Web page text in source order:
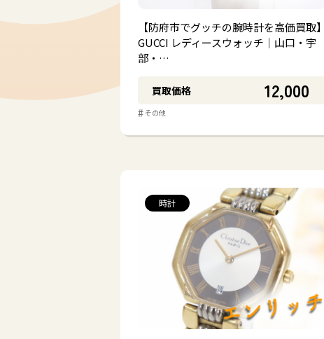
雑貨・その他
# ブランド衣料 # アクセサリー
【防府市でグッチの腕時計を高価買取】
GUCCI レディースウォッチ｜山口・宇
部・…
買取価格 12,000
#その他
時計